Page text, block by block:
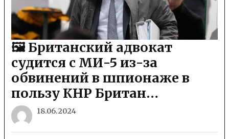
🖼 Британский адвокат
судится с МИ-5 из-за
обвинений в шпионаже в
пользу КНР Британ…
18.06.2024